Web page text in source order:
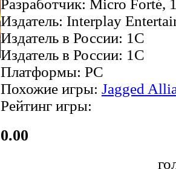
Разработчик: Micro Forté,
Издатель: Interplay
Издатель в России: 1C
Издатель в России: 1C
Платформы: PC
Похожие игры: Jagged
Рейтинг игры:
0.00